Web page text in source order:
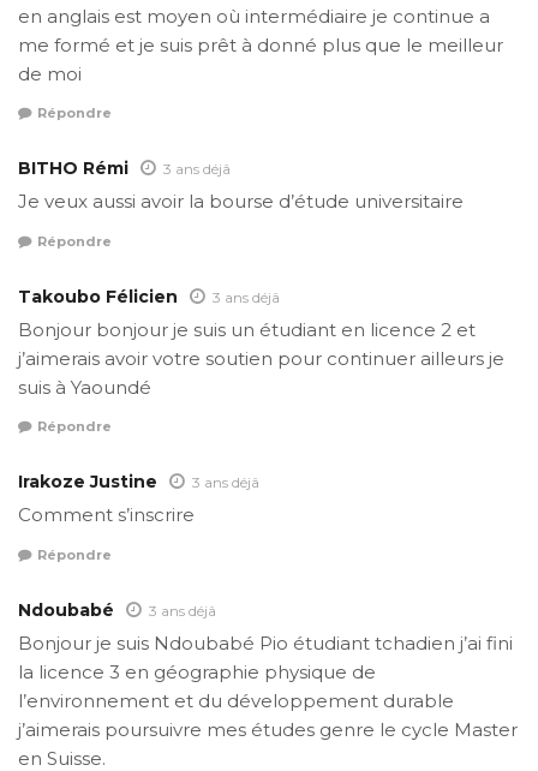
en anglais est moyen où intermédiaire je continue a
me formé et je suis prêt à donné plus que le meilleur
de moi
Répondre
BITHO Rémi 3 ans déjâ
Je veux aussi avoir la bourse d’étude universitaire
Répondre
Takoubo Félicien 3 ans déjâ
Bonjour bonjour je suis un étudiant en licence 2 et
j’aimerais avoir votre soutien pour continuer ailleurs je
suis à Yaoundé
Répondre
Irakoze Justine 3 ans déjâ
Comment s’inscrire
Répondre
Ndoubabé 3 ans déjâ
Bonjour je suis Ndoubabé Pio étudiant tchadien j’ai fini
la licence 3 en géographie physique de
l’environnement et du développement durable
j’aimerais poursuivre mes études genre le cycle Master
en Suisse.